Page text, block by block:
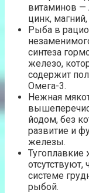
витаминов —
цинк,
Рыба в
синтеза
железо,
содержит
Омега-3.
Нежная
йодом, без
развитие и
железы.
Тугоплавкие
системе
рыбой.